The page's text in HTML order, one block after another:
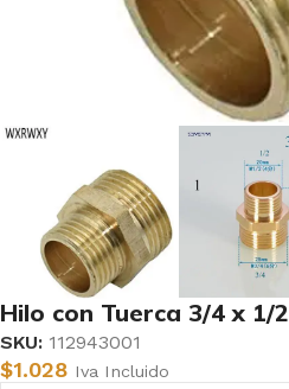
Hilo con Tuerca 3/4 x 1/2
SKU: 112943001
$1.028 Iva Incluido